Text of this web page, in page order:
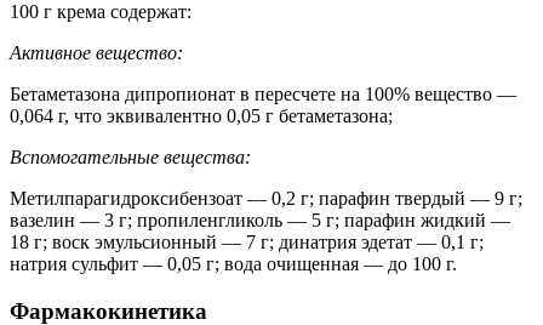
100 г крема содержат:
Активное вещество:
Бетаметазона дипропионат в пересчете на 100% вещество —
0,064 г, что эквивалентно 0,05 г бетаметазона;
Вспомогательные вещества:
Метилпарагидроксибензоат — 0,2 г; парафин твердый — 9 г;
вазелин — 3 г; пропиленгликоль — 5 г; парафин жидкий —
18 г; воск эмульсионный — 7 г; динатрия эдетат — 0,1 г;
натрия сульфит — 0,05 г; вода очищенная — до 100 г.
Фармакокинетика